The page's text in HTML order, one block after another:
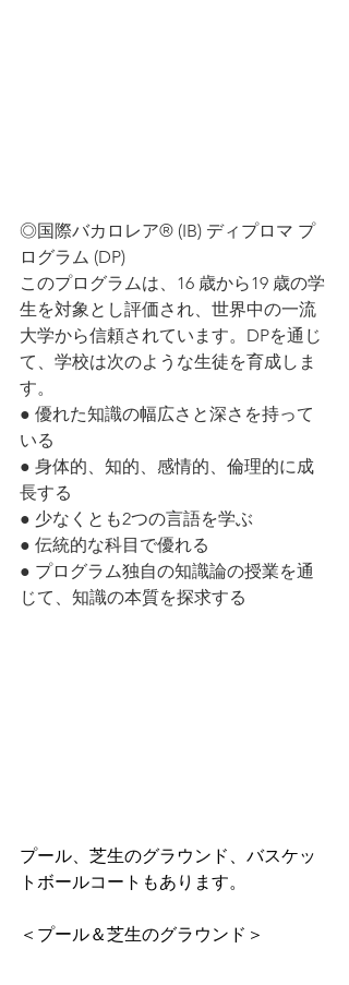
◎国際バカロレア® (IB) ディプロマ プ
ログラム (DP)
このプログラムは、16 歳から19 歳の学
生を対象とし評価され、世界中の一流
大学から信頼されています。DPを通じ
て、学校は次のような生徒を育成しま
す。
● 優れた知識の幅広さと深さを持って
いる
● 身体的、知的、感情的、倫理的に成
長する
● 少なくとも2つの言語を学ぶ
● 伝統的な科目で優れる
● プログラム独自の知識論の授業を通
じて、知識の本質を探求する
プール、芝生のグラウンド、バスケッ
トボールコートもあります。
＜プール＆芝生のグラウンド＞